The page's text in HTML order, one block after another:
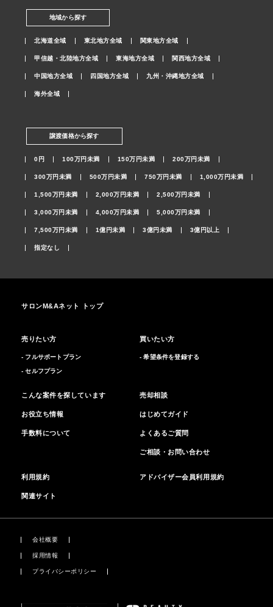
地域から探す
北海道全域 東北地方全域 関東地方全域
甲信越・北陸地方全域 東海地方全域 関西地方全域
中国地方全域 四国地方全域 九州・沖縄地方全域
海外全域
譲渡価格から探す
0円 100万円未満 150万円未満 200万円未満
300万円未満 500万円未満 750万円未満 1,000万円未満
1,500万円未満 2,000万円未満 2,500万円未満
3,000万円未満 4,000万円未満 5,000万円未満
7,500万円未満 1億円未満 3億円未満 3億円以上
指定なし
サロンM&Aネット トップ
売りたい方
- フルサポートプラン
- セルフプラン
買いたい方
- 希望条件を登録する
こんな案件を探しています
お役立ち情報
手数料について
売却相談
はじめてガイド
よくあるご質問
ご相談・お問い合わせ
利用規約 アドバイザー会員利用規約
関連サイト
会社概要
採用情報
プライバシーポリシー